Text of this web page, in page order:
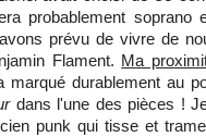
probablement soprano
prévu de vivre de
Flament. Ma
marqué durablement au
dans l'une des pièces !
punk qui tisse et